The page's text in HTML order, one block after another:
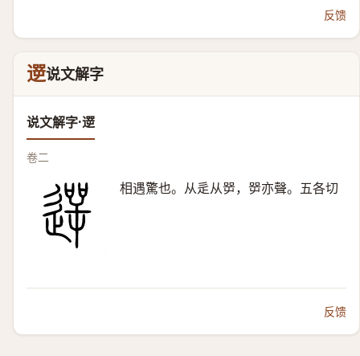
反馈
遻说文解字
说文解字·遻
卷二
相遇驚也。从辵从㖾，㖾亦聲。五各切
反馈